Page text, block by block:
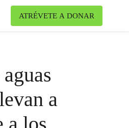
ATRÉVETE A DONAR
a